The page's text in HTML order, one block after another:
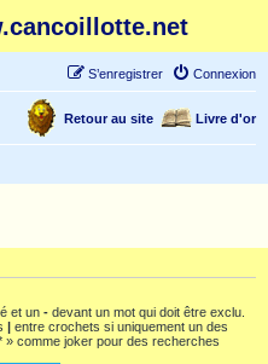
Connexion
S’enregistrer
Livre d'or
Retour au site
et un - devant un mot qui doit être exclu.
| entre crochets si uniquement un des
comme joker pour des recherches